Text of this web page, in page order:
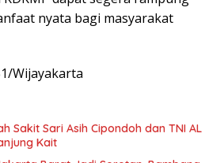
nyata bagi masyarakat
Wijayakarta
Sakit Sari Asih Cipondoh dan TNI AL
Kait